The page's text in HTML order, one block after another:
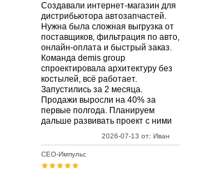
Создавали интернет-магазин для
дистрибьютора автозапчастей.
Нужна была сложная выгрузка от
поставщиков, фильтрация по авто,
онлайн-оплата и быстрый заказ.
Команда demis group
спроектировала архитектуру без
костылей, всё работает.
Запустились за 2 месяца.
Продажи выросли на 40% за
первые полгода. Планируем
дальше развивать проект с ними
2026-07-13 от: Иван
СЕО-Импульс